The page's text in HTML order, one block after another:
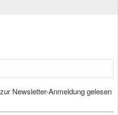
Newsletter-Anmeldung gelesen